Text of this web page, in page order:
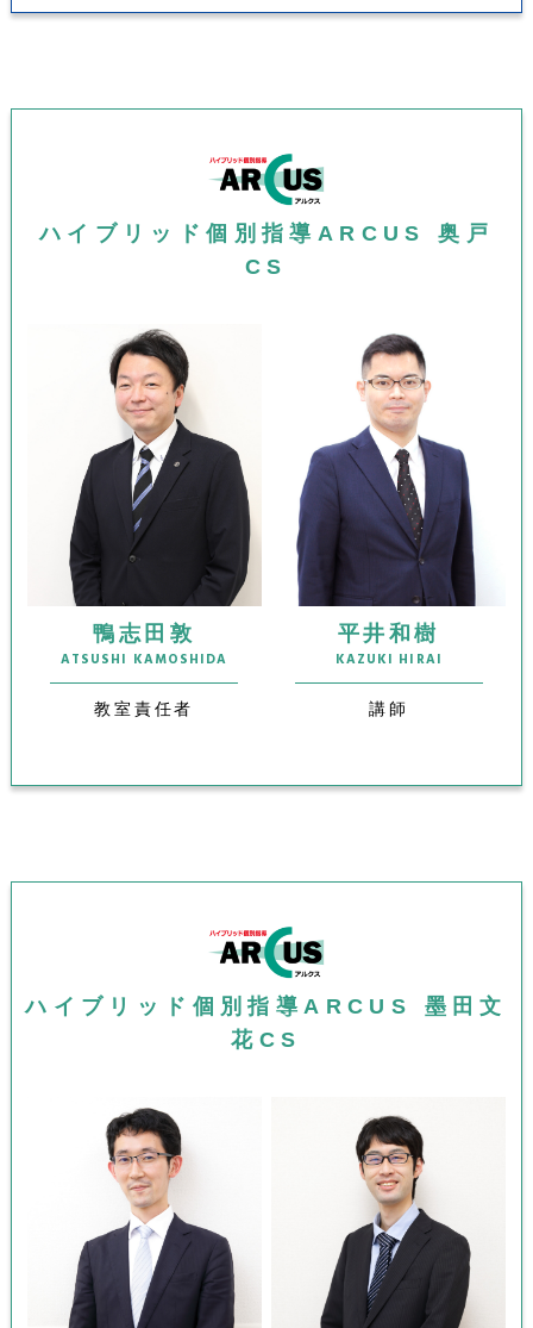
ハイブリッド個別指導ARCUS 奥戸
CS
鴨志田敦
ATSUSHI KAMOSHIDA
教室責任者
平井和樹
KAZUKI HIRAI
講師
ハイブリッド個別指導ARCUS 墨田文
花CS